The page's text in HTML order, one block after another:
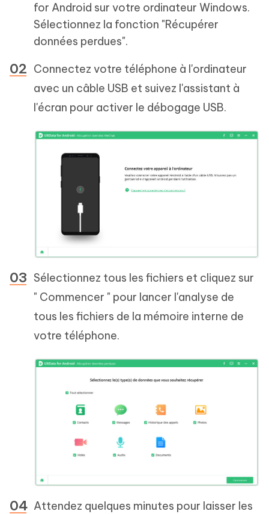
for Android sur votre ordinateur Windows.
Sélectionnez la fonction "Récupérer
données perdues".
Connectez votre téléphone à l'ordinateur
avec un câble USB et suivez l'assistant à
l'écran pour activer le débogage USB.
Sélectionnez tous les fichiers et cliquez sur
" Commencer " pour lancer l'analyse de
tous les fichiers de la mémoire interne de
votre téléphone.
Attendez quelques minutes pour laisser les